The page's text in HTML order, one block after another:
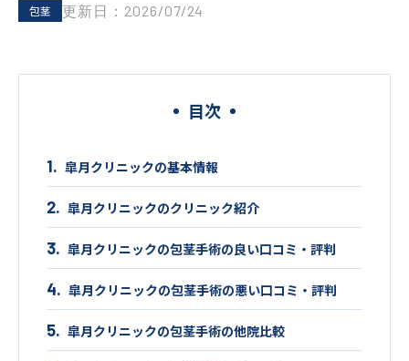
包茎 更新日：2026/07/24
目次
皐月クリニックの基本情報
皐月クリニックのクリニック紹介
皐月クリニックの包茎手術の良い口コミ・評判
皐月クリニックの包茎手術の悪い口コミ・評判
皐月クリニックの包茎手術の他院比較